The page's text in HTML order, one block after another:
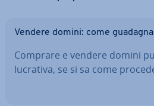
Vendere domini: come
Comprare e vendere domini
lucrativa, se si sa come